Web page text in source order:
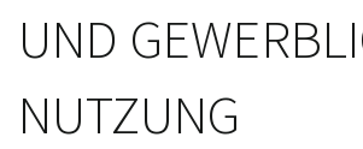
UND
NUTZUNG